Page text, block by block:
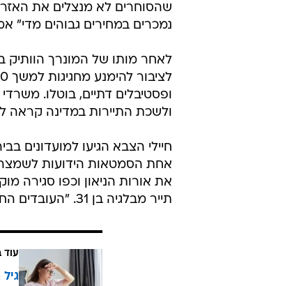
שהסוחרים לא מנצלים את
נמכרים במחירים גבוהים
לאחר מותו של המונרך
ופסטיבלים דתיים, בוטלו.
ולשכת התיירות במדינה קראה
חיילי הצבא הגיעו למועדונים
את אורות הניאון וכפו סגירה
תייר מבלגיה בן 31. "העובדים החלו לסגור את המקום והנערות נעלמו".
עוד